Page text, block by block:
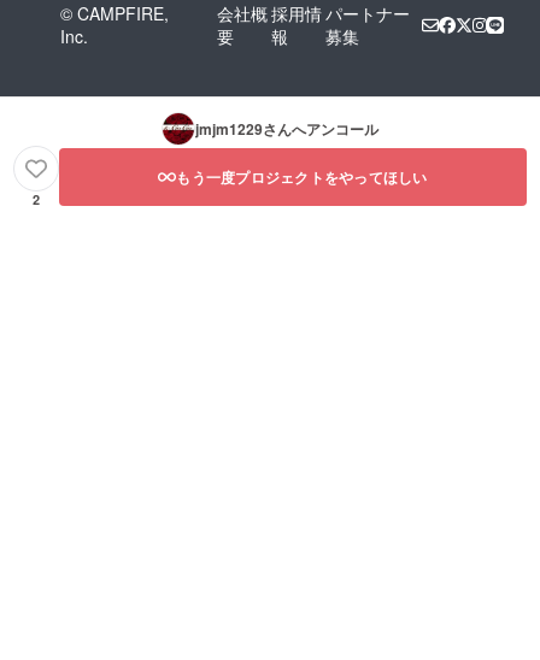
© CAMPFIRE,
Inc.
会社概
要
採用情
報
パートナー
募集
jmjm1229さんへアンコール
2
もう一度プロジェクトをやってほしい